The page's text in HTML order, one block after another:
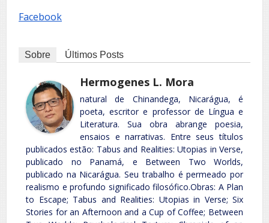
Facebook
Sobre Últimos Posts
Hermogenes L. Mora
natural de Chinandega, Nicarágua, é
poeta, escritor e professor de Língua e
Literatura. Sua obra abrange poesia,
ensaios e narrativas. Entre seus títulos
publicados estão: Tabus and Realities: Utopias in Verse,
publicado no Panamá, e Between Two Worlds,
publicado na Nicarágua. Seu trabalho é permeado por
realismo e profundo significado filosófico.Obras: A Plan
to Escape; Tabus and Realities: Utopias in Verse; Six
Stories for an Afternoon and a Cup of Coffee; Between